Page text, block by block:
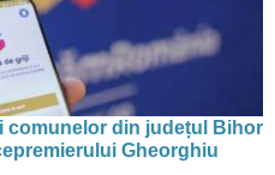
comunelor din județul Bihor
Gheorghiu